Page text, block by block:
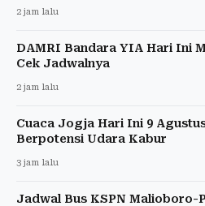
2 jam lalu
DAMRI Bandara YIA Hari Ini
Cek Jadwalnya
2 jam lalu
Cuaca Jogja Hari Ini 9 Agustus
Berpotensi Udara Kabur
3 jam lalu
Jadwal Bus KSPN